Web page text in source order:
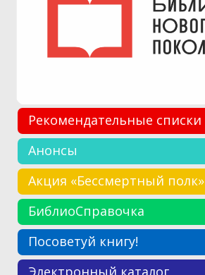
Рекомендательные списки
Анонсы
Акция «Бессмертный полк»
БиблиоСправочка
Посоветуй книгу!
Электронный каталог